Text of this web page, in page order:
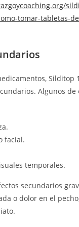
tomar-tabletas-
Silditop
Algunos de
facial.
temporales.
secundarios
o dolor en el